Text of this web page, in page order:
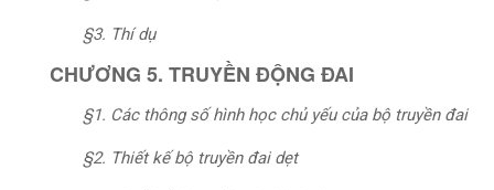
§3. Thí dụ
CHƯƠNG 5. TRUYỀN ĐỘNG ĐAI
§1. Các thông số hình học chủ yếu của bộ truyền đai
§2. Thiết kế bộ truyền đai dẹt